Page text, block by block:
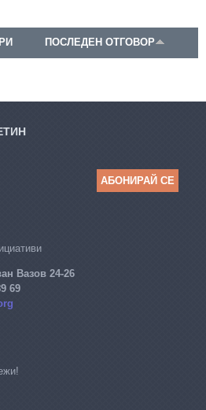
ПОСЛЕДЕН ОТГОВОР
Вазов 24-26
69